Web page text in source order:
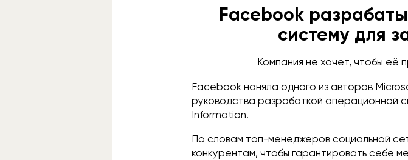
Facebook
систему для
Компания не хочет, чтобы её
Facebook наняла одного из авторов
руководства разработкой операционной
Information.
По словам топ-менеджеров социальной
конкурентам, чтобы гарантировать себе